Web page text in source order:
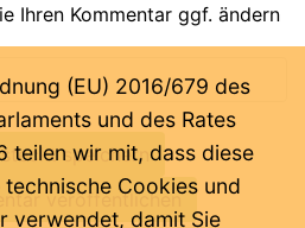
Ihren Kommentar ggf. ändern
(EU) 2016/679 des
und des Rates
teilen wir mit, dass diese
Cookies und
verwendet, damit Sie